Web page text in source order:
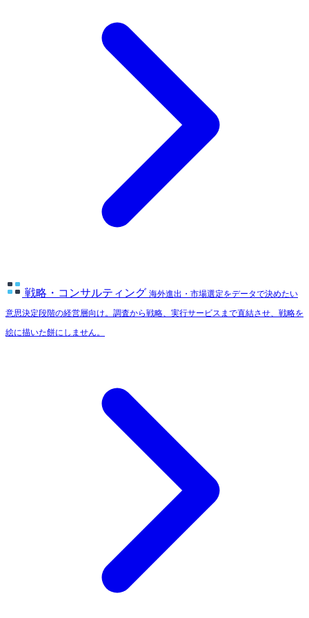
戦略・コンサルティング 海外進出・市場選定をデータで決めたい
意思決定段階の経営層向け。調査から戦略、実行サービスまで直結させ、戦略を
絵に描いた餅にしません。